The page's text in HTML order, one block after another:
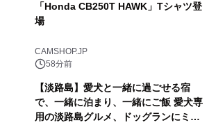
「Honda CB250T HAWK」Tシャツ登
場
CAMSHOP.JP
58分前
【淡路島】愛犬と一緒に過ごせる宿
で、一緒に泊まり、一緒にご飯 愛犬専
用の淡路島グルメ、ドッグランにミニ